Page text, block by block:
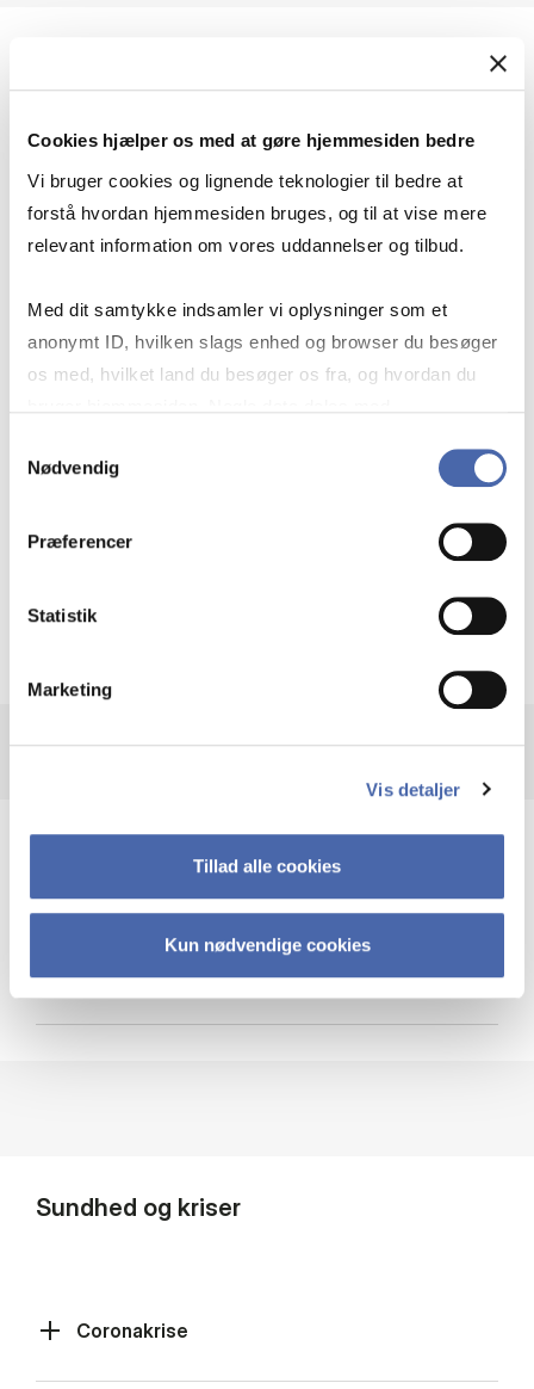
Cookies hjælper os med at gøre hjemmesiden bedre
Vi bruger cookies og lignende teknologier til bedre at
forstå hvordan hjemmesiden bruges, og til at vise mere
relevant information om vores uddannelser og tilbud.
Med dit samtykke indsamler vi oplysninger som et
anonymt ID, hvilken slags enhed og browser du besøger
os med, hvilket land du besøger os fra, og hvordan du
markedsføring. Du bestemmer selv - og kan altid trække
Nødvendig
Præferencer
Statistik
Marketing
Vis detaljer
Tillad alle cookies
Kun nødvendige cookies
Geopolitik og businesssikkerhed
navigerer man som virksomhed?
Krigen i Ukraine
Cybersikkerhed
Sundhed og kriser
Coronakrise